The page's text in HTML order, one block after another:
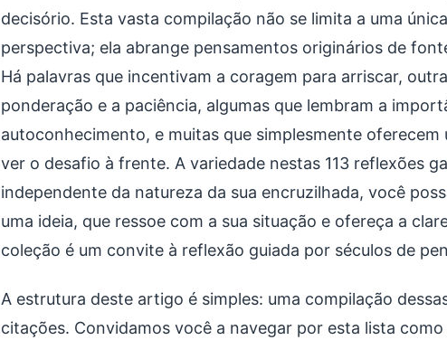
decisório. Esta vasta compilação não se limita a uma
perspectiva; ela abrange pensamentos originários de
Há palavras que incentivam a coragem para arriscar,
ponderação e a paciência, algumas que lembram a
autoconhecimento, e muitas que simplesmente oferecem
ver o desafio à frente. A variedade nestas 113 reflexões
independente da natureza da sua encruzilhada, você
uma ideia, que ressoe com a sua situação e ofereça a
coleção é um convite à reflexão guiada por séculos de
A estrutura deste artigo é simples: uma compilação
citações. Convidamos você a navegar por esta lista